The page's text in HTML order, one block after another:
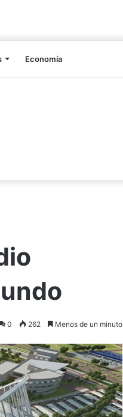
Economía
0 262 Menos de un minuto